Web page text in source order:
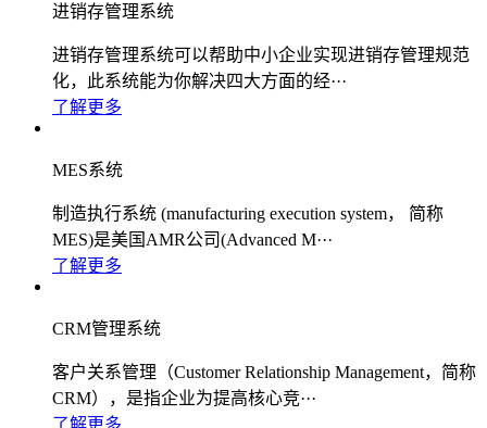
进销存管理系统
进销存管理系统可以帮助中小企业实现进销存管理规范
化，此系统能为你解决四大方面的经···
了解更多
MES系统
制造执行系统 (manufacturing execution system， 简称
MES)是美国AMR公司(Advanced M···
了解更多
CRM管理系统
客户关系管理（Customer Relationship Management，简称
CRM），是指企业为提高核心竞···
了解更多